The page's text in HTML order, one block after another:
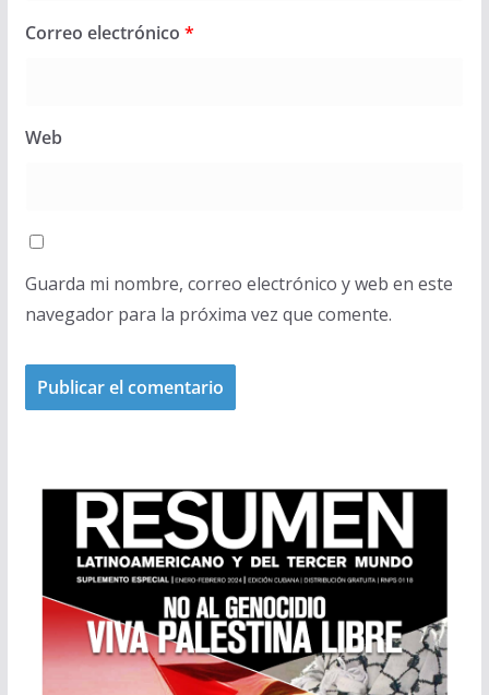
Correo electrónico *
Web
Guarda mi nombre, correo electrónico y web en este
navegador para la próxima vez que comente.